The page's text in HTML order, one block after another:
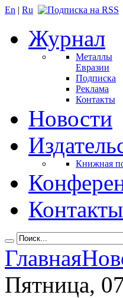
En | Ru
Журнал
Металлы
Евразии
Подписка
Реклама
Контакты
Новости
Книжная
Контакты
Главная
Пятница,